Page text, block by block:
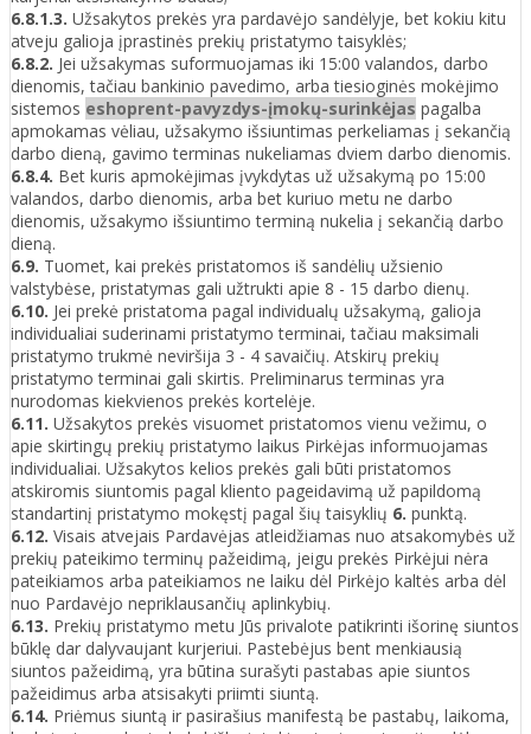
6.8.1.3. Užsakytos prekės yra pardavėjo sandėlyje, bet kokiu kitu
atveju galioja įprastinės prekių pristatymo taisyklės;
6.8.2. Jei užsakymas suformuojamas iki 15:00 valandos, darbo
dienomis, tačiau bankinio pavedimo, arba tiesioginės mokėjimo
sistemos eshoprent-pavyzdys-įmokų-surinkėjas pagalba
apmokamas vėliau, užsakymo išsiuntimas perkeliamas į sekančią
darbo dieną, gavimo terminas nukeliamas dviem darbo dienomis.
6.8.4. Bet kuris apmokėjimas įvykdytas už užsakymą po 15:00
valandos, darbo dienomis, arba bet kuriuo metu ne darbo
dienomis, užsakymo išsiuntimo terminą nukelia į sekančią darbo
dieną.
6.9. Tuomet, kai prekės pristatomos iš sandėlių užsienio
valstybėse, pristatymas gali užtrukti apie 8 - 15 darbo dienų.
6.10. Jei prekė pristatoma pagal individualų užsakymą, galioja
individualiai suderinami pristatymo terminai, tačiau maksimali
pristatymo trukmė neviršija 3 - 4 savaičių. Atskirų prekių
pristatymo terminai gali skirtis. Preliminarus terminas yra
nurodomas kiekvienos prekės kortelėje.
6.11. Užsakytos prekės visuomet pristatomos vienu vežimu, o
apie skirtingų prekių pristatymo laikus Pirkėjas informuojamas
individualiai. Užsakytos kelios prekės gali būti pristatomos
atskiromis siuntomis pagal kliento pageidavimą už papildomą
standartinį pristatymo mokęstį pagal šių taisyklių 6. punktą.
6.12. Visais atvejais Pardavėjas atleidžiamas nuo atsakomybės už
prekių pateikimo terminų pažeidimą, jeigu prekės Pirkėjui nėra
pateikiamos arba pateikiamos ne laiku dėl Pirkėjo kaltės arba dėl
nuo Pardavėjo nepriklausančių aplinkybių.
6.13. Prekių pristatymo metu Jūs privalote patikrinti išorinę siuntos
būklę dar dalyvaujant kurjeriui. Pastebėjus bent menkiausią
siuntos pažeidimą, yra būtina surašyti pastabas apie siuntos
pažeidimus arba atsisakyti priimti siuntą.
6.14. Priėmus siuntą ir pasirašius manifestą be pastabų, laikoma,